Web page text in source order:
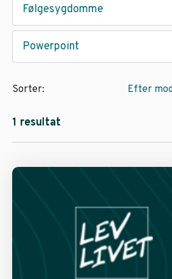
Følgesygdomme
Powerpoint
1 resultat
Sorter: Efter